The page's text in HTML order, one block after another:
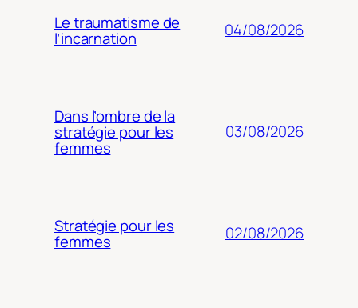
Le traumatisme de
l’incarnation 04/08/2026
Dans l’ombre de la
stratégie pour les
femmes
03/08/2026
Stratégie pour les
femmes 02/08/2026